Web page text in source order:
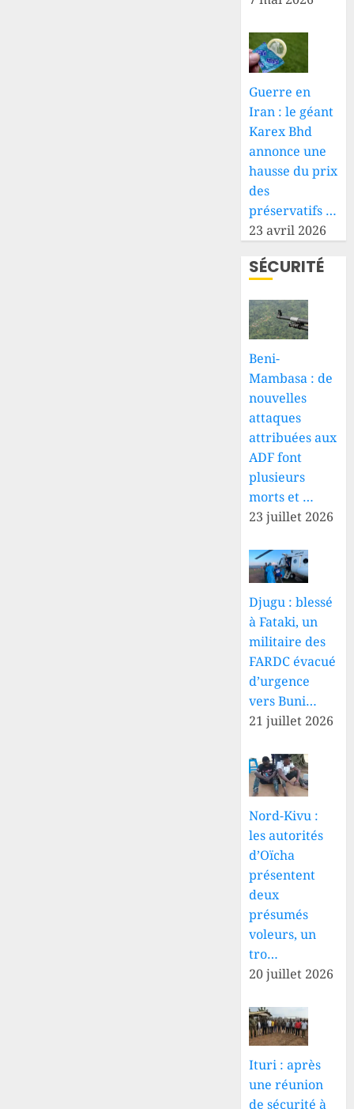
Guerre en
Iran : le géant
Karex Bhd
annonce une
hausse du prix
des
préservatifs …
23 avril 2026
SÉCURITÉ
Beni-
Mambasa : de
nouvelles
attaques
attribuées aux
ADF font
plusieurs
morts et …
23 juillet 2026
Djugu : blessé
à Fataki, un
militaire des
FARDC évacué
d’urgence
vers Buni…
21 juillet 2026
Nord-Kivu :
les autorités
d’Oïcha
présentent
deux
présumés
voleurs, un
tro…
20 juillet 2026
Ituri : après
une réunion
de sécurité à